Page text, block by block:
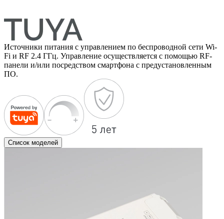
Источники питания с управлением по беспроводной сети Wi-
Fi и RF 2.4 ГГц. Управление осуществляется с помощью RF-
панели и/или посредством смартфона с предустановленным
ПО.
Список моделей